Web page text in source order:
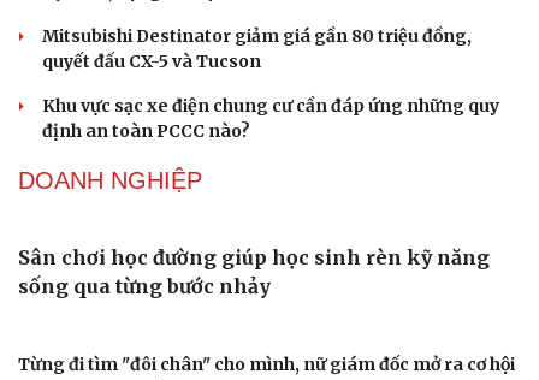
Ngành ô tô Trung Quốc đối mặt khủng hoảng vì
cuộc chiến giảm giá xe điện
Giải thưởng Car Choice Awards 2026 có thay đổi ở hạng
mục Dấu ấn của năm
Quy định mới về xử phạt không dùng ghế an toàn cho trẻ
em trên ô tô từ 15/8
hồi sinh ấn tượng